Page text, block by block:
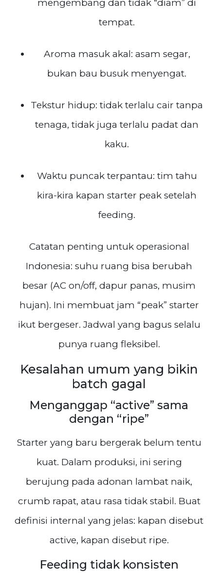
mengembang dan tidak “diam” di
tempat.
Aroma masuk akal: asam segar,
bukan bau busuk menyengat.
Tekstur hidup: tidak terlalu cair tanpa
tenaga, tidak juga terlalu padat dan
kaku.
Waktu puncak terpantau: tim tahu
kira-kira kapan starter peak setelah
feeding.
Catatan penting untuk operasional
Indonesia: suhu ruang bisa berubah
besar (AC on/off, dapur panas, musim
hujan). Ini membuat jam “peak” starter
ikut bergeser. Jadwal yang bagus selalu
punya ruang fleksibel.
Kesalahan umum yang bikin
batch gagal
Menganggap “active” sama
dengan “ripe”
Starter yang baru bergerak belum tentu
kuat. Dalam produksi, ini sering
berujung pada adonan lambat naik,
crumb rapat, atau rasa tidak stabil. Buat
definisi internal yang jelas: kapan disebut
active, kapan disebut ripe.
Feeding tidak konsisten